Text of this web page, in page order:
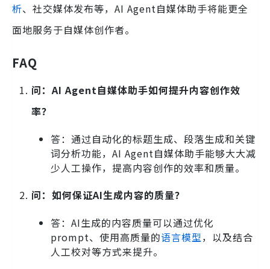
析、社交媒体发布等，AI Agent自媒体助手将能更全
面地服务于自媒体创作者。
FAQ
问：AI Agent自媒体助手如何提升内容创作效
率？
答：通过自动化的标题生成、段落生成和关键
词分析功能，AI Agent自媒体助手能够大大减
少人工操作，提高内容创作的效率和质量。
问：如何保证AI生成内容的质量？
答：AI生成的内容质量可以通过优化
prompt、使用高质量的语言模型，以及结合
人工校对等方式来提升。